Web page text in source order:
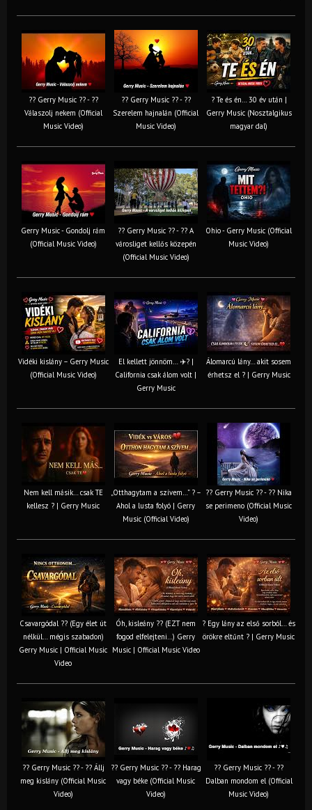
?? Gerry Music ?? - ??
Válaszolj nekem (Official
Music Video)
?? Gerry Music ?? - ??
Szerelem hajnalán (Official
Music Video)
? Te és én… 30 év után |
Gerry Music (Nosztalgikus
magyar dal)
Gerry Music - Gondolj rám
(Official Music Video)
?? Gerry Music ?? - ?? A
városliget kellős közepén
(Official Music Video)
Ohio - Gerry Music (Official
Music Video)
Vidéki kislány – Gerry Music
(Official Music Video)
El kellett jönnöm… ✈️? |
California csak álom volt |
Gerry Music
Álomarcú lány… akit sosem
érhetsz el ? | Gerry Music
Nem kell másik… csak TE
kellesz ? | Gerry Music
„Otthagytam a szívem…” ? –
Ahol a lusta folyó | Gerry
Music (Official Video)
?? Gerry Music ?? - ?? Nika
se perimeno (Official Music
Video)
Csavargódal ?? (Egy élet út
nélkül… mégis szabadon)
Gerry Music | Official Music
Video
Óh, kisleány ?? (EZT nem
fogod elfelejteni…) Gerry
Music | Official Music Video
? Egy lány az első sorból… és
örökre eltűnt ? | Gerry Music
?? Gerry Music ?? - ?? Állj
meg kislány (Official Music
Video)
?? Gerry Music ?? - ?? Harag
vagy béke (Official Music
Video)
?? Gerry Music ?? - ??
Dalban mondom el (Official
Music Video)